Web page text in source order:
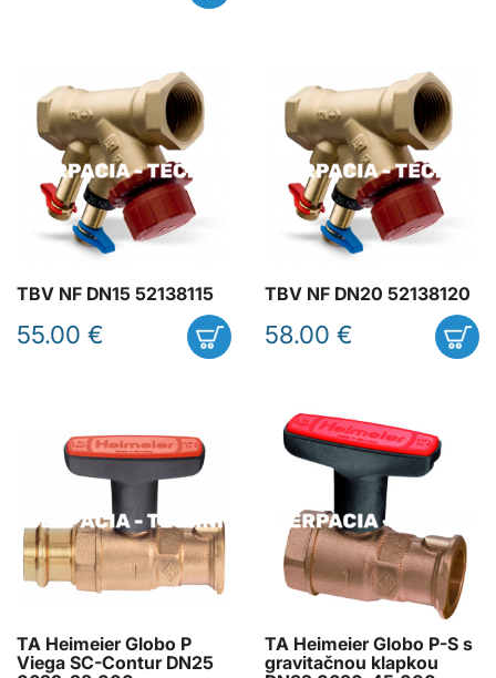
TBV NF DN15 52138115
55.00 €
TBV NF DN20 52138120
58.00 €
TA Heimeier Globo P
Viega SC-Contur DN25
TA Heimeier Globo P-S s
gravitačnou klapkou